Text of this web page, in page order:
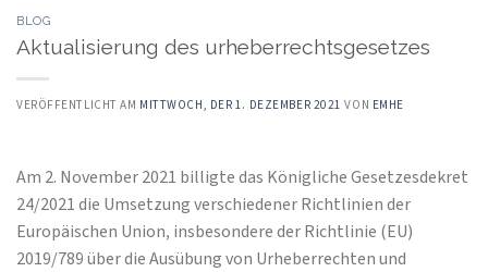
BLOG
Aktualisierung des urheberrechtsgesetzes
VERÖFFENTLICHT AM MITTWOCH, DER 1. DEZEMBER 2021 VON EMHE
Am 2. November 2021 billigte das Königliche Gesetzesdekret
24/2021 die Umsetzung verschiedener Richtlinien der
Europäischen Union, insbesondere der Richtlinie (EU)
2019/789 über die Ausübung von Urheberrechten und